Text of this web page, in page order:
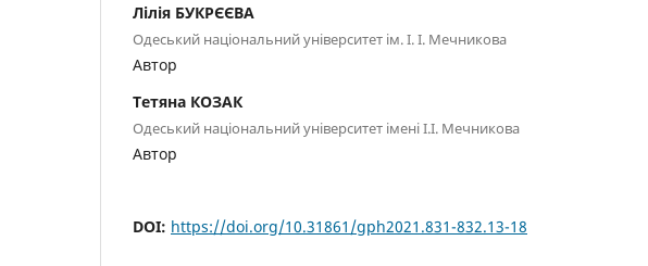
Лілія БУКРЄЄВА
Одеський національний університет ім. І. І. Мечникова
Автор
Тетяна КОЗАК
Одеський національний університет імені І.І. Мечникова
Автор
DOI: https://doi.org/10.31861/gph2021.831-832.13-18